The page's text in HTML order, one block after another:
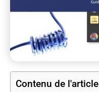
Contenu de l'article